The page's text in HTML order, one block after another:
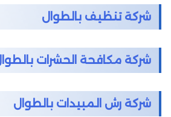
شركة تنظيف بالطوال
شركة مكافحة الحشرات
شركة رش المبيدات بالطوال